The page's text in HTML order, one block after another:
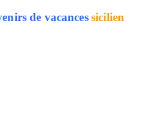
de vacances sicilien